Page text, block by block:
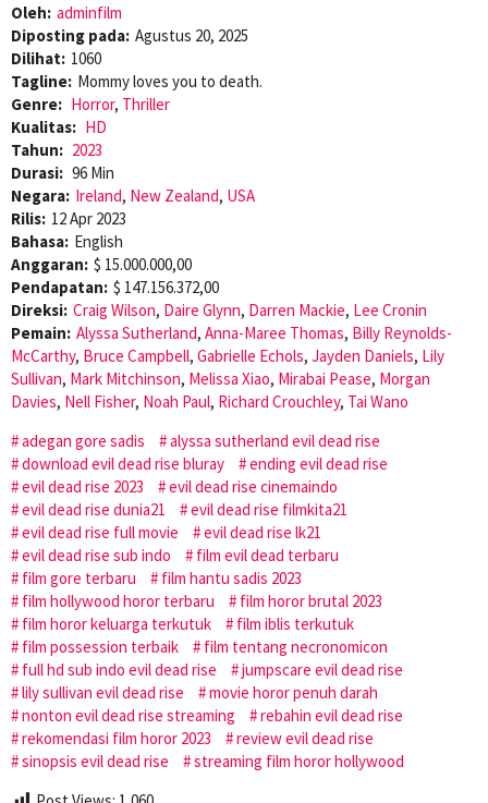
Oleh: adminfilm
Diposting pada: Agustus 20, 2025
Dilihat: 1060
Tagline: Mommy loves you to death.
Genre: Horror, Thriller
Kualitas: HD
Tahun: 2023
Durasi: 96 Min
Negara: Ireland, New Zealand, USA
Rilis: 12 Apr 2023
Bahasa: English
Anggaran: $ 15.000.000,00
Pendapatan: $ 147.156.372,00
Direksi: Craig Wilson, Daire Glynn, Darren Mackie, Lee Cronin
Pemain: Alyssa Sutherland, Anna-Maree Thomas, Billy Reynolds-
McCarthy, Bruce Campbell, Gabrielle Echols, Jayden Daniels, Lily
Sullivan, Mark Mitchinson, Melissa Xiao, Mirabai Pease, Morgan
Davies, Nell Fisher, Noah Paul, Richard Crouchley, Tai Wano
adegan gore sadis
alyssa sutherland evil dead rise
download evil dead rise bluray
ending evil dead rise
evil dead rise 2023
evil dead rise cinemaindo
evil dead rise dunia21
evil dead rise filmkita21
evil dead rise full movie
evil dead rise lk21
evil dead rise sub indo
film evil dead terbaru
film gore terbaru
film hantu sadis 2023
film hollywood horor terbaru
film horor brutal 2023
film horor keluarga terkutuk
film iblis terkutuk
film possession terbaik
film tentang necronomicon
full hd sub indo evil dead rise
jumpscare evil dead rise
lily sullivan evil dead rise
movie horor penuh darah
nonton evil dead rise streaming
rebahin evil dead rise
rekomendasi film horor 2023
review evil dead rise
sinopsis evil dead rise
streaming film horor hollywood